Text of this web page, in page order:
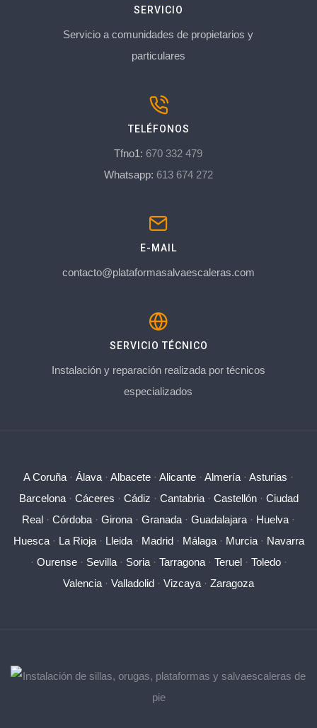
SERVICIO
Servicio a comunidades de propietarios y
particulares
TELÉFONOS
Tfno1: 670 332 479
Whatsapp: 613 674 272
E-MAIL
contacto@plataformasalvaescaleras.com
SERVICIO TÉCNICO
Instalación y reparación realizada por técnicos
especializados
A Coruña · Álava · Albacete · Alicante · Almería · Asturias ·
Barcelona· Cáceres · Cádiz · Cantabria· Castellón· Ciudad
Real · Córdoba · Girona · Granada · Guadalajara · Huelva ·
Huesca· La Rioja· Lleida· Madrid· Málaga· Murcia· Navarra
· Ourense· Sevilla· Soria· Tarragona· Teruel· Toledo·
Valencia · Valladolid · Vizcaya · Zaragoza